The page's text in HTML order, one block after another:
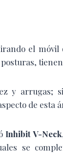
el
y arrugas;
de esta
Inhibit V-Neck
se